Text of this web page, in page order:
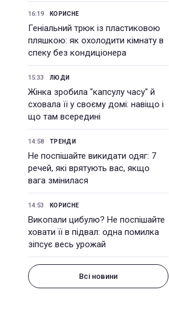
16:19 КОРИСНЕ
Геніальний трюк із пластиковою
пляшкою: як охолодити кімнату в
спеку без кондиціонера
15:33 ЛЮДИ
Жінка зробила "капсулу часу" й
сховала її у своєму домі: навіщо і
що там всередині
14:58 ТРЕНДИ
Не поспішайте викидати одяг: 7
речей, які врятують вас, якщо
вага змінилася
14:53 КОРИСНЕ
Викопали цибулю? Не поспішайте
ховати її в підвал: одна помилка
зіпсує весь урожай
Всі новини